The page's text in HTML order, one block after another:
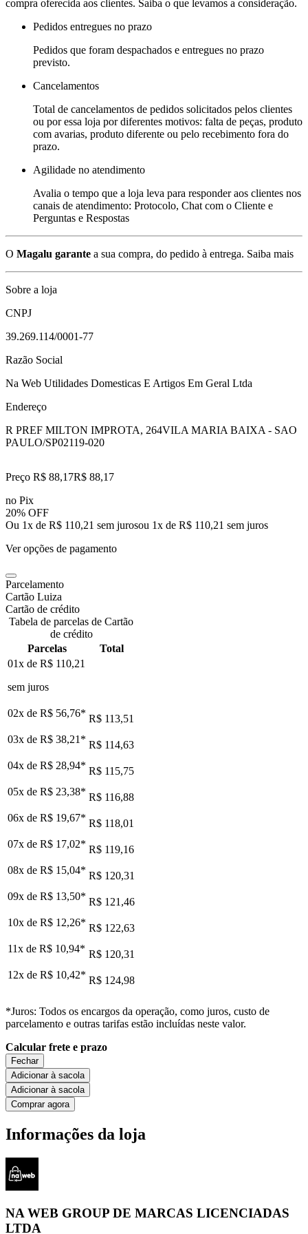
compra oferecida aos clientes. Saiba o que levamos a consideração.
Pedidos entregues no prazo
Pedidos que foram despachados e entregues no prazo
previsto.
Cancelamentos
Total de cancelamentos de pedidos solicitados pelos clientes
ou por essa loja por diferentes motivos: falta de peças, produto
com avarias, produto diferente ou pelo recebimento fora do
prazo.
Agilidade no atendimento
Avalia o tempo que a loja leva para responder aos clientes nos
canais de atendimento: Protocolo, Chat com o Cliente e
Perguntas e Respostas
O Magalu garante a sua compra, do pedido à entrega. Saiba mais
Sobre a loja
CNPJ
39.269.114/0001-77
Razão Social
Na Web Utilidades Domesticas E Artigos Em Geral Ltda
Endereço
R PREF MILTON IMPROTA, 264VILA MARIA BAIXA - SAO
PAULO/SP02119-020
Preço R$ 88,17R$ 88,17
no Pix
20% OFF
Ou 1x de R$ 110,21 sem jurosou 1x de R$ 110,21 sem juros
Ver opções de pagamento
Parcelamento
Cartão Luiza
Cartão de crédito
Tabela de parcelas de Cartão
de crédito
Parcelas
Total
01x de R$ 110,21
sem juros
02x de R$ 56,76* R$ 113,51
03x de R$ 38,21 * R$ 114,63
04x de R$ 28,94* R$ 115,75
05x de R$ 23,38* R$ 116,88
06x de R$ 19,67* R$ 118,01
07x de R$ 17,02* R$ 119,16
08x de R$ 15,04* R$ 120,31
09x de R$ 13,50* R$ 121,46
10x de R$ 12,26* R$ 122,63
11x de R$ 10,94* R$ 120,31
12x de R$ 10,42* R$ 124,98
*Juros: Todos os encargos da operação, como juros, custo de
parcelamento e outras tarifas estão incluídas neste valor.
Calcular frete e prazo
Fechar
Adicionar à sacola
Adicionar à sacola
Comprar agora
Informações da loja
NA WEB GROUP DE MARCAS LICENCIADAS
LTDA